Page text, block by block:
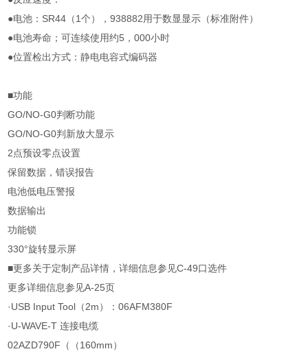
●电池：SR44（1个），938882用于数显显示（标准附件）
●电池寿命；可连续使用约5，000小时
●位置检出方式：静电电容式编码器
■功能
GO/NO-G0判断功能
GO/NO-G0判新放大显示
2点预设零点设置
保留数据，错误报告
电池低电压警报
数据输出
功能锁
330°旋转显示屏
■更多关于定制产品详情，详细信息参见C-49口选件
更多详细信息参见A-25页
·USB Input Tool（2m）：06AFM380F
·U-WAVE-T 连接电缆
02AZD790F（（160mm）